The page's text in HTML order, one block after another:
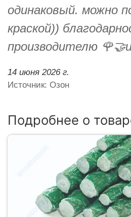
одинаковый. можно
краской))
производителю
14 июня 2026 г.
Источник: Озон
Подробнее о